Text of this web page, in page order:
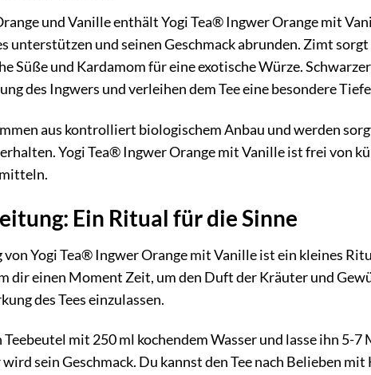
und Vanille enthält Yogi Tea® Ingwer Orange mit
unterstützen und seinen Geschmack abrunden. Zimt
Süße und Kardamom für eine exotische Würze.
des Ingwers und verleihen dem Tee eine besondere
aus kontrolliert biologischem Anbau und werden
Yogi Tea® Ingwer Orange mit Vanille ist frei von
Ein Ritual für die Sinne
Yogi Tea® Ingwer Orange mit Vanille ist ein kleines
dir einen Moment Zeit, um den Duft der Kräuter und
des Tees einzulassen.
mit 250 ml kochendem Wasser und lasse ihn 5-7
sein Geschmack. Du kannst den Tee nach Belieben